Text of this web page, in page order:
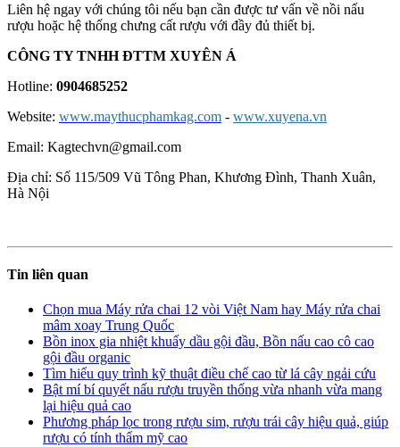
Liên hệ ngay với chúng tôi nếu bạn cần được tư vấn về nồi nấu
rượu hoặc hệ thống chưng cất rượu với đầy đủ thiết bị.
CÔNG TY TNHH ĐTTM XUYÊN Á
Hotline: 0904685252
Website: www.maythucphamkag.com - www.xuyena.vn
Email: Kagtechvn@gmail.com
Địa chỉ: Số 115/509 Vũ Tông Phan, Khương Đình, Thanh Xuân,
Hà Nội
Tin liên quan
Chọn mua Máy rửa chai 12 vòi Việt Nam hay Máy rửa chai
mâm xoay Trung Quốc
Bồn inox gia nhiệt khuấy dầu gội đầu, Bồn nấu cao cô cao
gội đầu organic
Tìm hiểu quy trình kỹ thuật điều chế cao từ lá cây ngải cứu
Bật mí bí quyết nấu rượu truyền thống vừa nhanh vừa mang
lại hiệu quả cao
Phương pháp lọc trong rượu sim, rượu trái cây hiệu quả, giúp
rượu có tính thẩm mỹ cao